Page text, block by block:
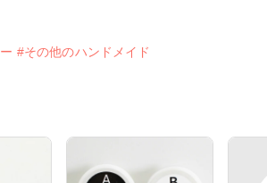
#その他のハンドメイド